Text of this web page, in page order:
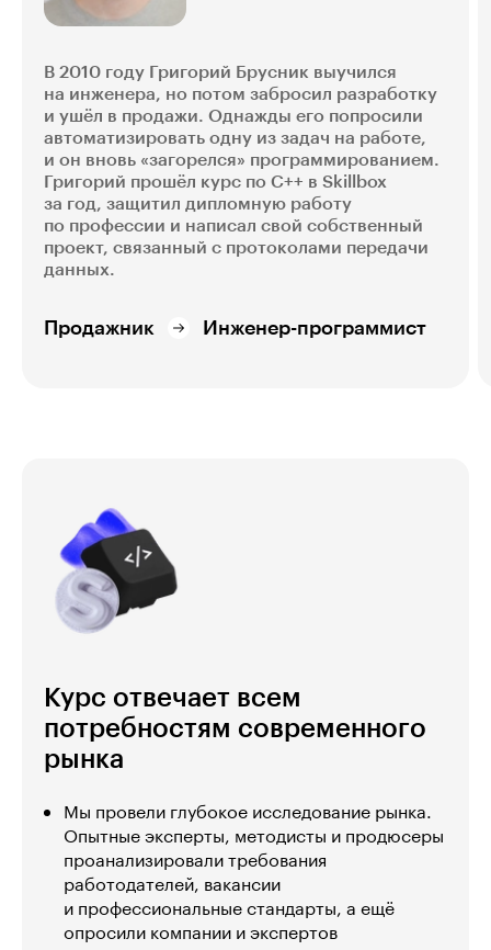
В 2010 году Григорий Брусник выучился
на инженера, но потом забросил разработку
и ушёл в продажи. Однажды его попросили
автоматизировать одну из задач на работе,
и он вновь «загорелся» программированием.
Григорий прошёл курс по C++ в Skillbox
за год, защитил дипломную работу
по профессии и написал свой собственный
проект, связанный с протоколами передачи
данных.
Продажник Инженер-программист
Курс отвечает всем
потребностям современного
рынка
Мы провели глубокое исследование рынка.
Опытные эксперты, методисты и продюсеры
проанализировали требования
работодателей, вакансии
и профессиональные стандарты, а ещё
опросили компании и экспертов